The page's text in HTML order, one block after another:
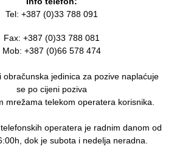
Tel: +387 (0)33 788 091
Fax: +387 (0)33 788 081
Mob: +387 (0)66 578 474
obračunska jedinica za pozive naplaćuje
se po cijeni poziva
mrežama telekom operatera korisnika.
operatera je radnim danom od
dok je subota i nedelja neradna.